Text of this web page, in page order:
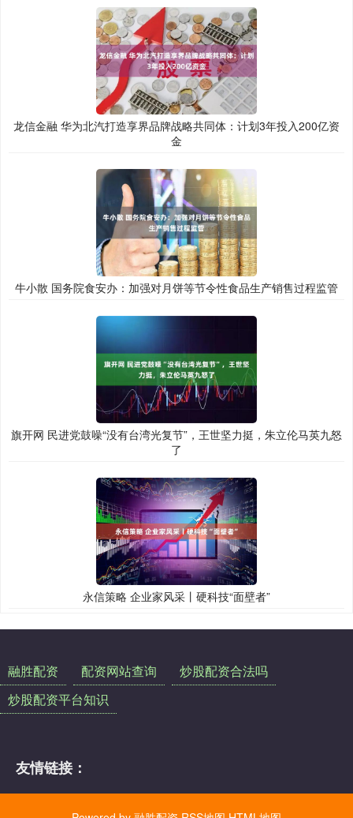
龙信金融 华为北汽打造享界品牌战略共同体：计划3年投入200亿资
金
牛小散 国务院食安办：加强对月饼等节令性食品生产销售过程监管
旗开网 民进党鼓噪“没有台湾光复节”，王世坚力挺，朱立伦马英九怒
了
永信策略 企业家风采丨硬科技“面壁者”
融胜配资 配资网站查询
炒股配资合法吗
炒股配资平台知识
友情链接：